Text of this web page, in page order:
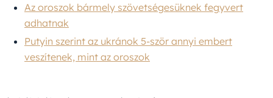
Az oroszok bármely szövetségesüknek fegyvert
adhatnak
Putyin szerint az ukránok 5-ször annyi embert
veszítenek, mint az oroszok